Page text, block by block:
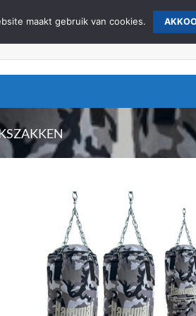
maakt gebruik van cookies.